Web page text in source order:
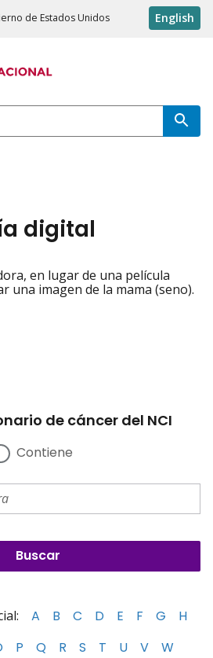
de Estados Unidos English
digital
en lugar de una película
una imagen de la mama (seno).
de cáncer del NCI
Contiene
A B C D E F G
H
P Q R S T U V
W